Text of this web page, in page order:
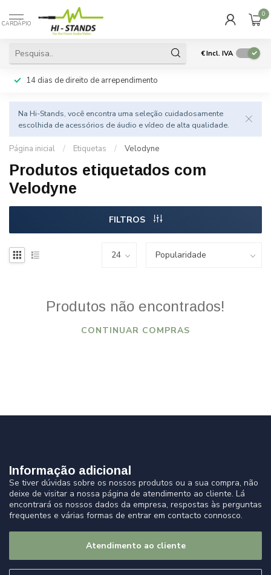
CARDÁPIO
0
€Incl. IVA
14 dias de direito de arrependimento
Na Hi-Stands, você encontra uma seleção cuidadosamente
escolhida de acessórios de áudio e vídeo de alta qualidade.
Página inicial / Etiquetas / Velodyne
Produtos etiquetados com
Velodyne
FILTROS
Produtos não encontrados!
CONTINUAR COMPRAS
Informação adicional
Se tiver dúvidas sobre os nossos produtos ou a sua compra, não
deixe de visitar a nossa página de atendimento ao cliente. Lá
encontrará os nossos dados da empresa, respostas às perguntas
frequentes e várias formas de entrar em contacto connosco.
Atendimento ao cliente